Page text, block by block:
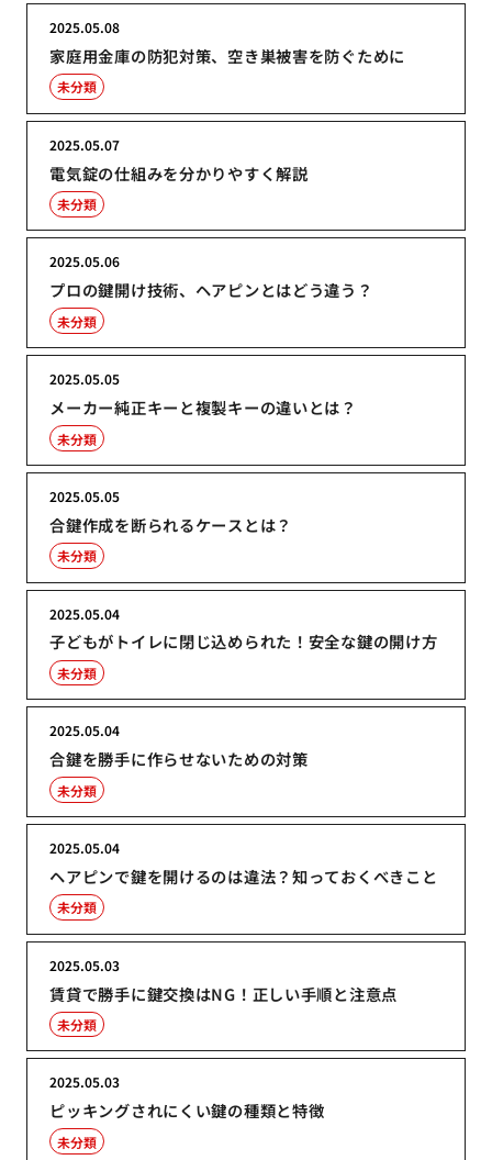
家庭用金庫の防犯対策、空き巣被害を防ぐために
2025.05.08
未分類
電気錠の仕組みを分かりやすく解説
2025.05.07
未分類
プロの鍵開け技術、ヘアピンとはどう違う？
2025.05.06
未分類
メーカー純正キーと複製キーの違いとは？
2025.05.05
未分類
合鍵作成を断られるケースとは？
2025.05.05
未分類
子どもがトイレに閉じ込められた！安全な鍵の開け方
2025.05.04
未分類
合鍵を勝手に作らせないための対策
2025.05.04
未分類
ヘアピンで鍵を開けるのは違法？知っておくべきこと
2025.05.04
未分類
賃貸で勝手に鍵交換はNG！正しい手順と注意点
2025.05.03
未分類
ピッキングされにくい鍵の種類と特徴
2025.05.03
未分類